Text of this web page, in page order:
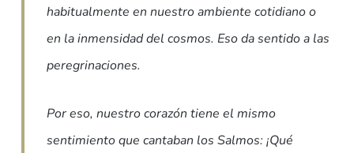
habitualmente en nuestro ambiente cotidiano o
en la inmensidad del cosmos. Eso da sentido a las
peregrinaciones.
Por eso, nuestro corazón tiene el mismo
sentimiento que cantaban los Salmos: ¡Qué